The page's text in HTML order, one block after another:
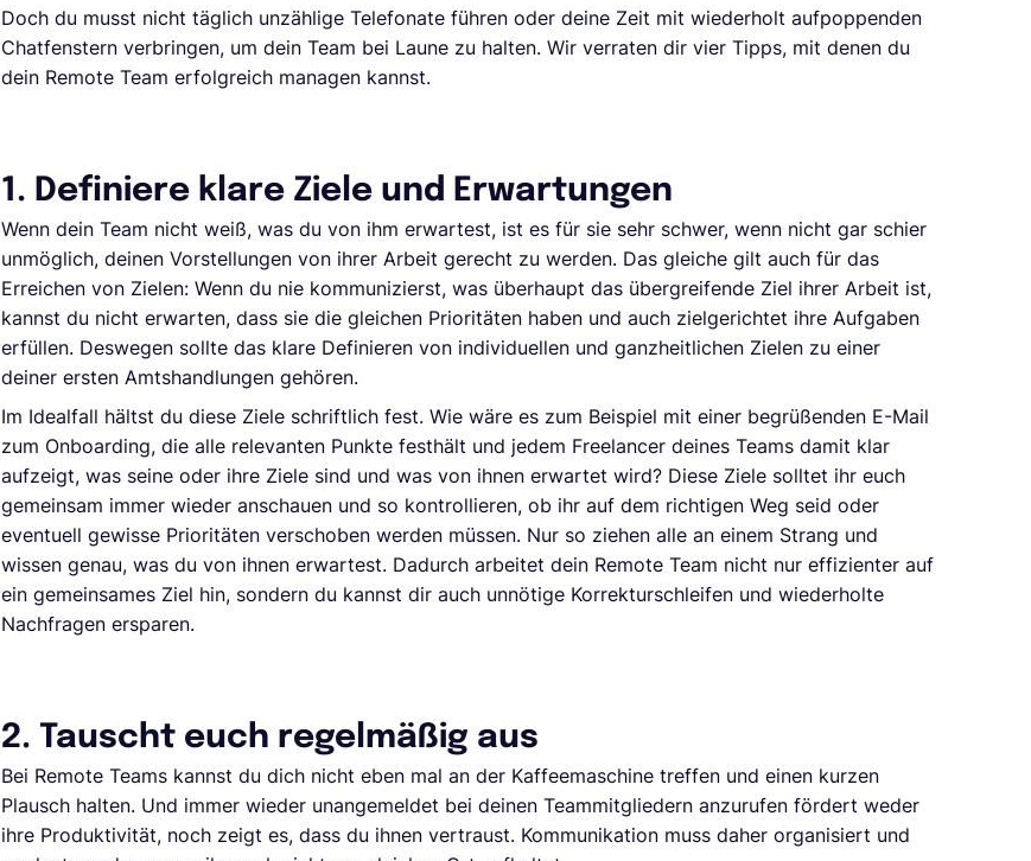
Doch du musst nicht täglich unzählige Telefonate führen oder deine Zeit mit wiederholt aufpoppenden
Chatfenstern verbringen, um dein Team bei Laune zu halten. Wir verraten dir vier Tipps, mit denen du
dein Remote Team erfolgreich managen kannst.
1. Definiere klare Ziele und Erwartungen
Wenn dein Team nicht weiß, was du von ihm erwartest, ist es für sie sehr schwer, wenn nicht gar schier
unmöglich, deinen Vorstellungen von ihrer Arbeit gerecht zu werden. Das gleiche gilt auch für das
Erreichen von Zielen: Wenn du nie kommunizierst, was überhaupt das übergreifende Ziel ihrer Arbeit ist,
kannst du nicht erwarten, dass sie die gleichen Prioritäten haben und auch zielgerichtet ihre Aufgaben
erfüllen. Deswegen sollte das klare Definieren von individuellen und ganzheitlichen Zielen zu einer
deiner ersten Amtshandlungen gehören.
Im Idealfall hältst du diese Ziele schriftlich fest. Wie wäre es zum Beispiel mit einer begrüßenden E-Mail
zum Onboarding, die alle relevanten Punkte festhält und jedem Freelancer deines Teams damit klar
aufzeigt, was seine oder ihre Ziele sind und was von ihnen erwartet wird? Diese Ziele solltet ihr euch
gemeinsam immer wieder anschauen und so kontrollieren, ob ihr auf dem richtigen Weg seid oder
eventuell gewisse Prioritäten verschoben werden müssen. Nur so ziehen alle an einem Strang und
wissen genau, was du von ihnen erwartest. Dadurch arbeitet dein Remote Team nicht nur effizienter auf
ein gemeinsames Ziel hin, sondern du kannst dir auch unnötige Korrekturschleifen und wiederholte
Nachfragen ersparen.
2. Tauscht euch regelmäßig aus
Bei Remote Teams kannst du dich nicht eben mal an der Kaffeemaschine treffen und einen kurzen
Plausch halten. Und immer wieder unangemeldet bei deinen Teammitgliedern anzurufen fördert weder
ihre Produktivität, noch zeigt es, dass du ihnen vertraust. Kommunikation muss daher organisiert und